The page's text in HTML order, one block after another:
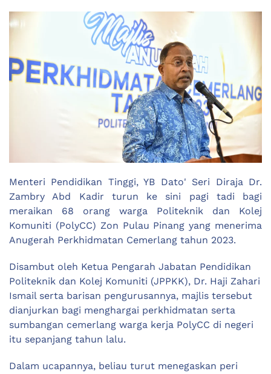
Menteri Pendidikan Tinggi, YB Dato' Seri Diraja Dr.
Zambry Abd Kadir turun ke sini pagi tadi bagi
meraikan 68 orang warga Politeknik dan Kolej
Komuniti (PolyCC) Zon Pulau Pinang yang menerima
Anugerah Perkhidmatan Cemerlang tahun 2023.
Disambut oleh Ketua Pengarah Jabatan Pendidikan
Politeknik dan Kolej Komuniti (JPPKK), Dr. Haji Zahari
Ismail serta barisan pengurusannya, majlis tersebut
dianjurkan bagi menghargai perkhidmatan serta
sumbangan cemerlang warga kerja PolyCC di negeri
itu sepanjang tahun lalu.
Dalam ucapannya, beliau turut menegaskan peri